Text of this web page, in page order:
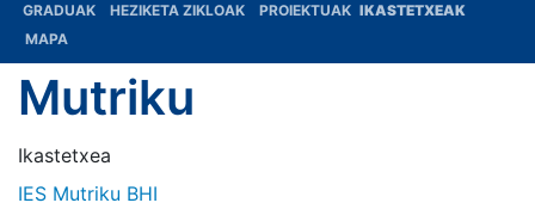
GRADUAK
HEZIKETA ZIKLOAK PROIEKTUAK IKASTETXEAK
MAPA
Mutriku
Ikastetxea
IES Mutriku BHI